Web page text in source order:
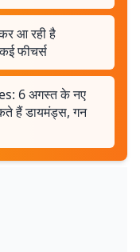
आ रही है
फीचर्स
6 अगस्त के नए
हैं डायमंड्स, गन